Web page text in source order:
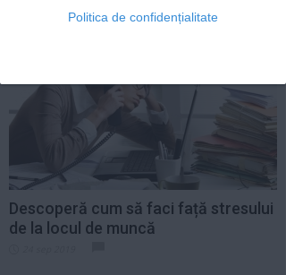
Politica de confidențialitate
Descoperă cum să faci față stresului
de la locul de muncă